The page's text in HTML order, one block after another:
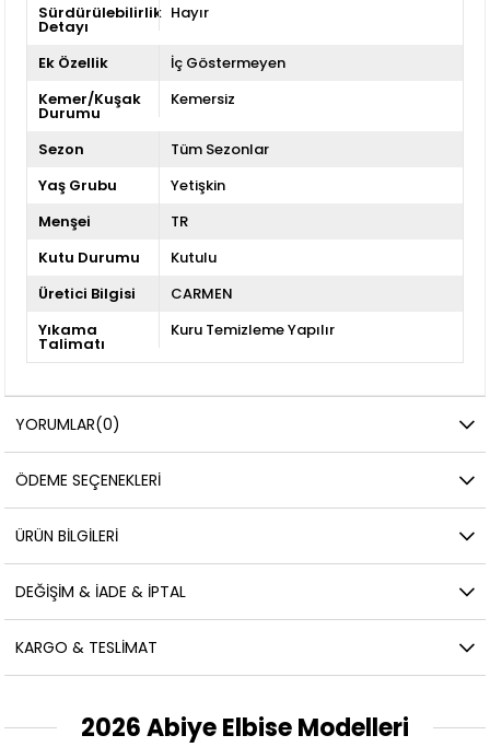
Sürdürülebilirlik
Detayı
Hayır
Ek Özellik
İç Göstermeyen
Kemer/Kuşak
Durumu
Kemersiz
Sezon
Tüm Sezonlar
Yaş Grubu
Yetişkin
Menşei
TR
Kutu Durumu
Kutulu
Üretici Bilgisi
CARMEN
Yıkama
Talimatı
Kuru Temizleme Yapılır
YORUMLAR(0)
ÖDEME SEÇENEKLERI
ÜRÜN BILGILERI
DEĞIŞIM & İADE & İPTAL
KARGO & TESLIMAT
2026 Abiye Elbise Modelleri